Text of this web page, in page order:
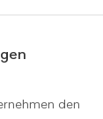
den